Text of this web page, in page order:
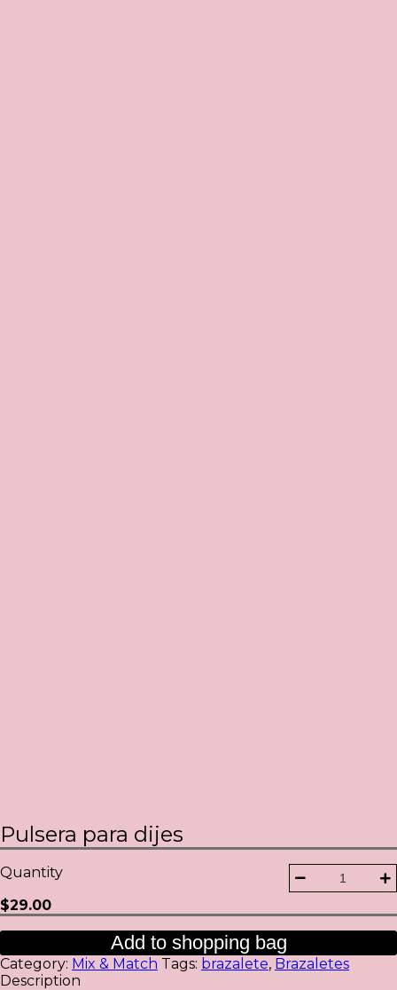
Pulsera para dijes
Quantity
$29.00
Add to shopping bag
Category: Mix & Match Tags: brazalete, Brazaletes
Description